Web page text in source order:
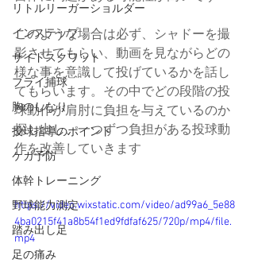
リトルリーガーショルダー
インステップ
サイドスクワット
フライ捕球
胸のしなり
投球指導のポイント
ケガ予防
体幹トレーニング
野球能力測定
踏み出し足
足の痛み
このような場合は必ず、シャドーを撮
影させてもらい、動画を見ながらどの
様な事を意識して投げているかを話し
てもらいます。その中でどの段階の投
球動作が肩肘に負担を与えているのか
探し出し、一つずつ負担がある投球動
作を改善していきます
https://video.wixstatic.com/video/ad99a6_5e88
4ba0215f41a8b54f1ed9fdfaf625/720p/mp4/file.
mp4